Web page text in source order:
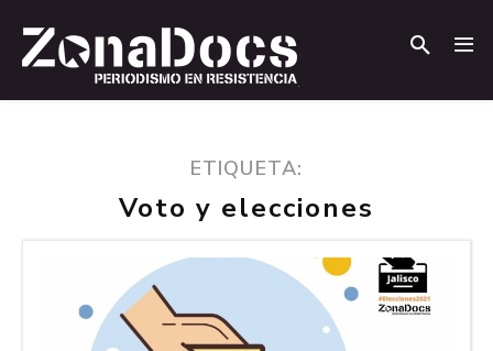
ETIQUETA:
Voto y elecciones